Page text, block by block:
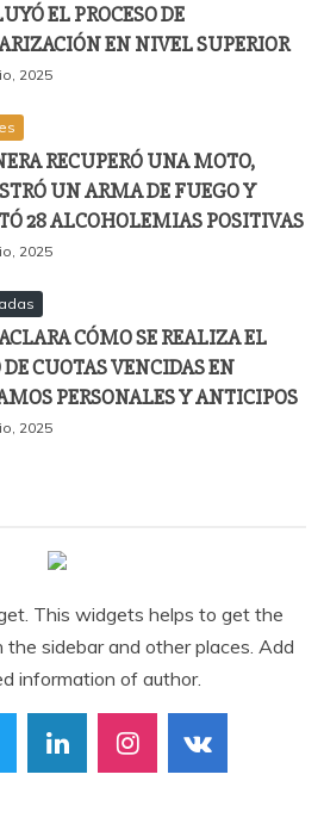
EL PROCESO DE
EN NIVEL SUPERIOR
2025
RECUPERÓ UNA MOTO,
UN ARMA DE FUEGO Y
28 ALCOHOLEMIAS POSITIVAS
2025
CÓMO SE REALIZA EL
DE CUOTAS VENCIDAS EN
PERSONALES Y ANTICIPOS
2025
This widgets helps to get the
sidebar and other places. Add
information of author.